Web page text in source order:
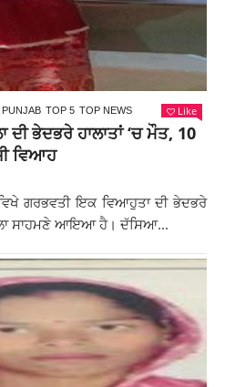
PUNJAB TOP 5 TOP NEWS Like
ਭੇਦਭਰੇ ਹਾਲਾਤਾਂ ‘ਚ ਮੌਤ, 10
ਵਿਆਹ
ਵਿਖੇ ਗਰਭਵਤੀ ਇਕ ਵਿਆਹੁਤਾ ਦੀ ਭੇਦਭਰੇ
ਸਾਹਮਣੇ ਆਇਆ ਹੈ। ਦੱਸਿਆ...